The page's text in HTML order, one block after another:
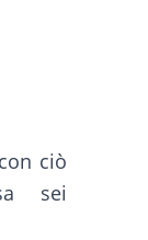
ciò
sei